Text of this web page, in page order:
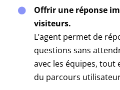
Offrir une réponse
visiteurs.
L’agent permet de
questions sans
avec les équipes,
du parcours